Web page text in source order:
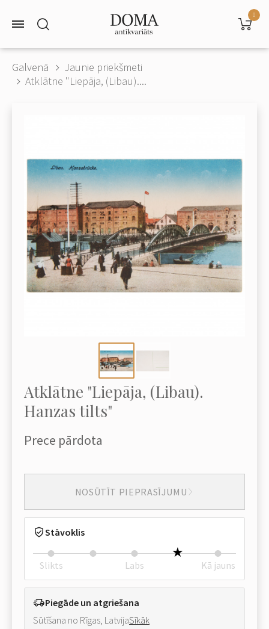
0
Galvenā
Jaunie priekšmeti
Atklātne "Liepāja, (Libau)....
Atklātne "Liepāja, (Libau).
Hanzas tilts"
Prece pārdota
NOSŪTĪT PIEPRASĪJUMU
Stāvoklis
Slikts Labs Kā jauns
Piegāde un atgriešana
Sūtīšana no Rīgas, LatvijaSīkāk